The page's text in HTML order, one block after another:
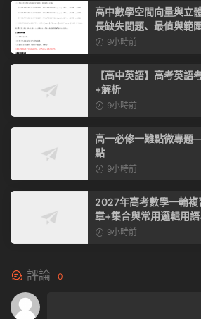
高中數學空間向量與立
長缺失問題、最值與範
9小時前
【高中英語】高考英語
+解析
9小時前
高一必修一難點微專
點
9小時前
2027年高考數學一輪
章+集合與常用邏輯用
函數的導數及其應用）
9小時前
評論 0